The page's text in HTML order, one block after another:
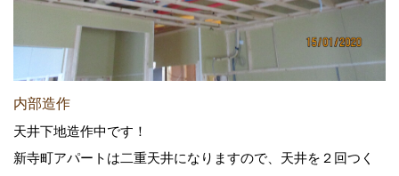
内部造作
天井下地造作中です！
新寺町アパートは二重天井になりますので、天井を２回つく